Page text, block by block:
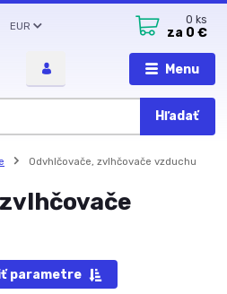
Menu
EUR
Hľadať
0 ks
za 0 €
Odvhlčovače, zvlhčovače vzduchu
parametre